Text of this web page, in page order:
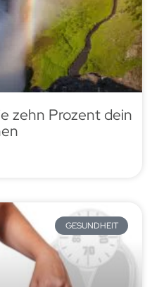
zehn Prozent dein
GESUNDHEIT